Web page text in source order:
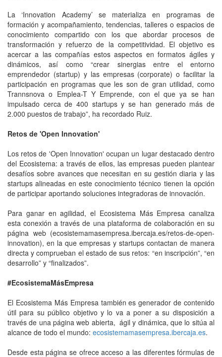
La ‘Innovation Academy’ se materializa en programas de
formación y acompañamiento, tendencias, talleres o espacios de
conocimiento compartido con los que abordar procesos de
transformación y refuerzo de la competitividad. El objetivo es
acercar a las compañías estos aspectos en formatos ágiles y
dinámicos, así como “crear sinergias entre el entorno
emprendedor (startup) y las empresas (corporate) o facilitar la
participación en programas que les son de gran utilidad, como
Trannsnova o Emplea-T Y Emprende, con el que ya se han
impulsado cerca de 400 startups y se han generado más de
2.000 puestos de trabajo”, ha recordado Ruiz.
Retos de 'Open Innovation'
Los retos de 'Open Innovation' ocupan un lugar destacado dentro
del Ecosistema: a través de ellos, las empresas pueden plantear
desafíos sobre avances que necesitan en su gestión diaria y las
startups alineadas en este conocimiento técnico tienen la opción
de participar aportando soluciones integradoras de innovación.
Para ganar en agilidad, el Ecosistema Más Empresa canaliza
esta conexión a través de una plataforma de colaboración en su
página web (ecosistemamasempresa.ibercaja.es/retos-de-open-
innovation), en la que empresas y startups contactan de manera
directa y comprueban el estado de sus retos: “en inscripción”, “en
desarrollo” y “finalizados”.
#EcosistemaMásEmpresa
El Ecosistema Más Empresa también es generador de contenido
útil para su público objetivo y lo va a poner a su disposición a
través de una página web abierta, ágil y dinámica, que lo sitúa al
alcance de todo el mundo: ecosistemamasempresa.ibercaja.es.
Desde esta página se ofrece acceso a las diferentes fórmulas de